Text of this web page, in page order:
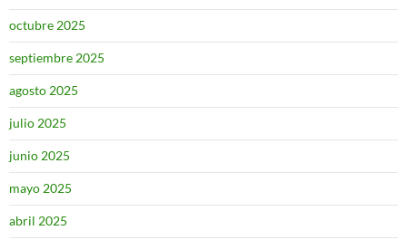
octubre 2025
septiembre 2025
agosto 2025
julio 2025
junio 2025
mayo 2025
abril 2025